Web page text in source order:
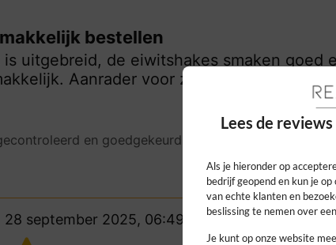
bestellen
uitgebreid, de eiwitshakes smaken goed
Aanrader voor zowel beginnende
en goedgekeurd.
28 september 2025, 06:49
Lees de
Als je hieronder op
bedrijf geopend en kun je
van echte klanten en
beslissing te nemen over
Je kunt op onze website